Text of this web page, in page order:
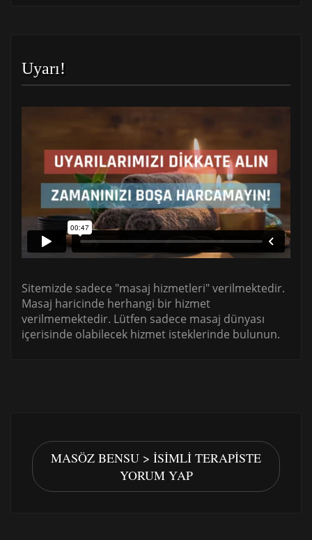
Uyarı!
Sitemizde sadece "masaj hizmetleri" verilmektedir.
Masaj haricinde herhangi bir hizmet
verilmemektedir. Lütfen sadece masaj dünyası
içerisinde olabilecek hizmet isteklerinde bulunun.
MASÖZ BENSU > İSIMLI TERAPISTE
YORUM YAP